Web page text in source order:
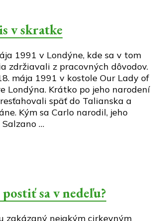
v skratke
1991 v Londýne, kde sa v tom
zdržiavali z pracovných dôvodov.
mája 1991 v kostole Our Lady of
Londýna. Krátko po jeho narodení
späť do Talianska a
Kým sa Carlo narodil, jeho
…
postiť sa v nedeľu?
zakázaný nejakým cirkevným